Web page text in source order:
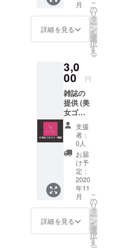
合がご
ざいま
す。 ※
リター
ンとし
誌の販
売許可
は得て
いま
す。
月
詳細を見る
こ
の
リ
タ
ー
ン
を
選
択
す
る
3,0
00 円
雑誌の
提供 (美
女ゴル
ファー
のサイ
ン入り
+ 購入
者様の
宛名付
き(○○さ
んへ)) ※
コロナ
の影響
で日程
が遅れ
る場合
支援
者：
0人
お届
け予
定：
2020
年11
月
詳細を見る
こ
の
リ
タ
ー
ン
を
選
択
す
る